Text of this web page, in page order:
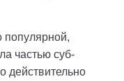
популярной,
частью суб-
действительно